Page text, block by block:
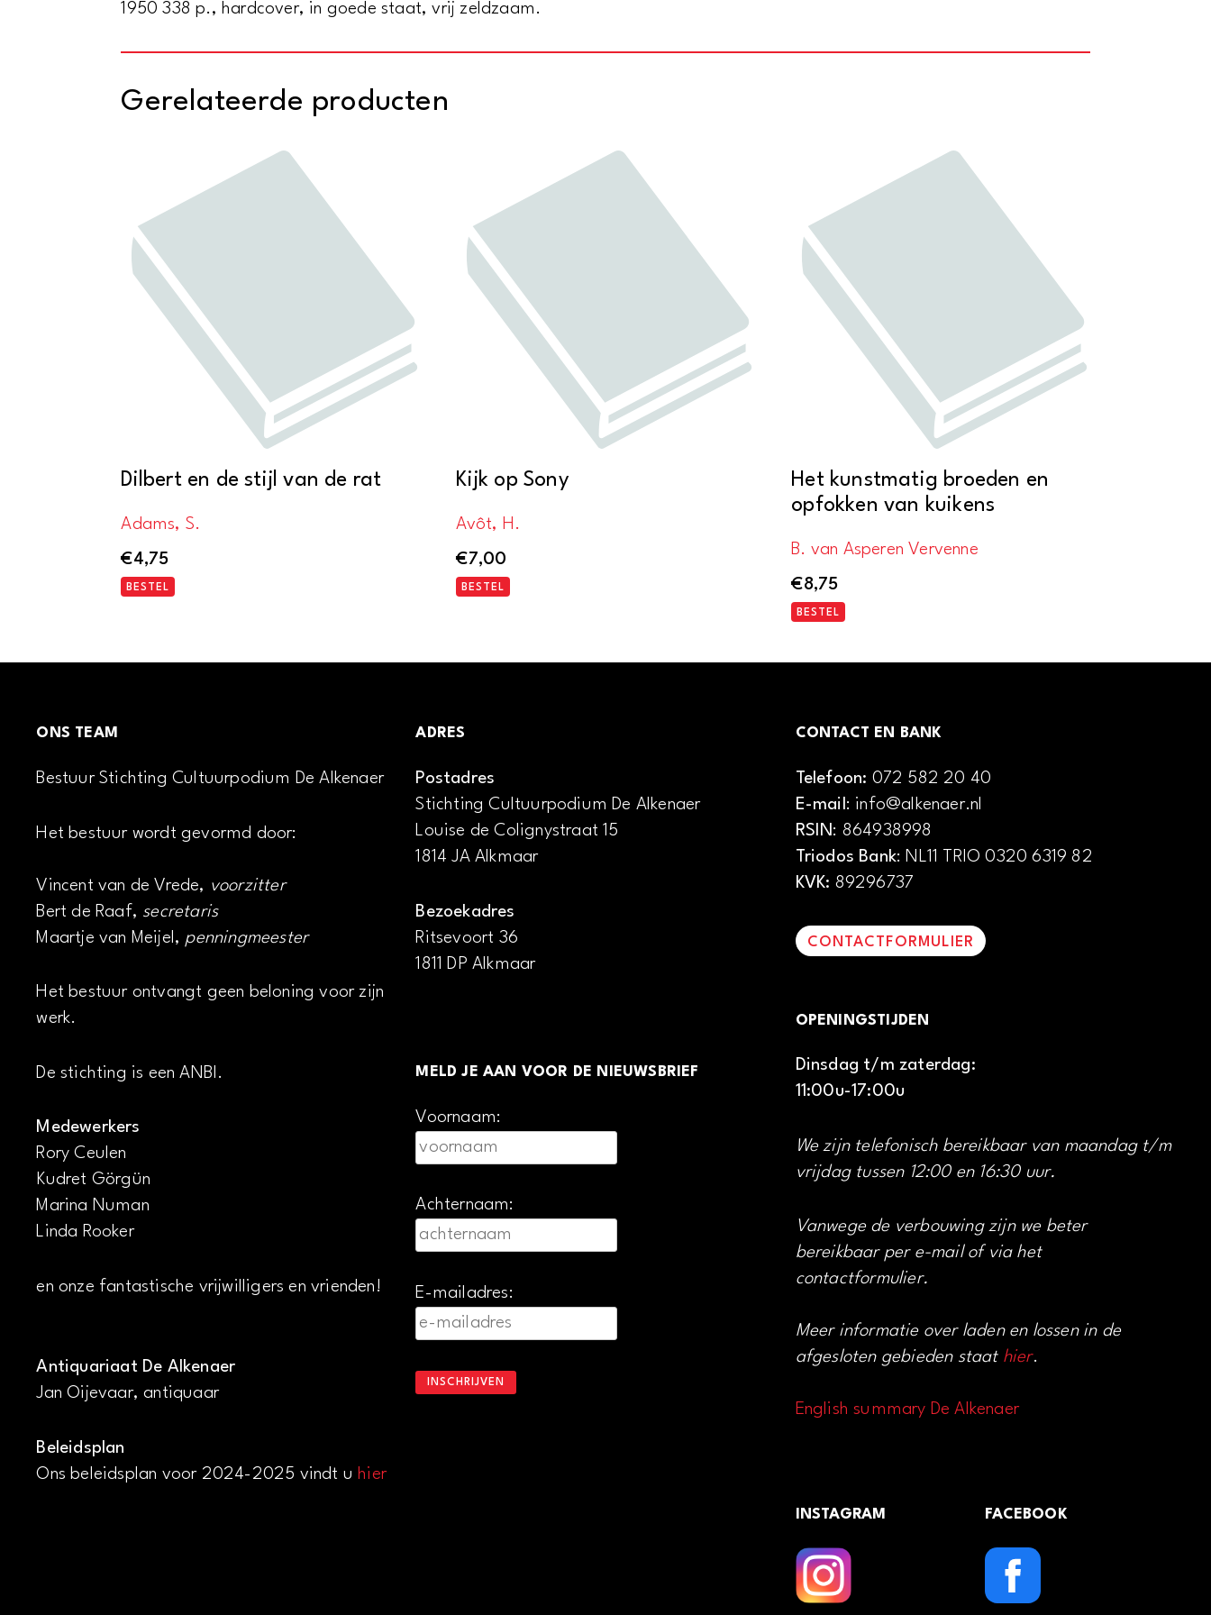
1950 338 p., hardcover, in goede staat, vrij zeldzaam.
Gerelateerde producten
Dilbert en de stijl van de rat
Adams, S.
€4,75
BESTEL
Kijk op Sony
Avôt, H.
€7,00
BESTEL
Het kunstmatig broeden en
opfokken van kuikens
B. van Asperen Vervenne
€8,75
BESTEL
ONS TEAM
Bestuur Stichting Cultuurpodium De Alkenaer
Het bestuur wordt gevormd door:
Vincent van de Vrede, voorzitter
Bert de Raaf, secretaris
Maartje van Meijel, penningmeester
Het bestuur ontvangt geen beloning voor zijn
werk.
De stichting is een ANBI.
Medewerkers
Rory Ceulen
Kudret Görgün
Marina Numan
Linda Rooker
en onze fantastische vrijwilligers en vrienden!
Antiquariaat De Alkenaer
Jan Oijevaar, antiquaar
Beleidsplan
Ons beleidsplan voor 2024-2025 vindt u hier
ADRES
Postadres
Stichting Cultuurpodium De Alkenaer
Louise de Colignystraat 15
1814 JA Alkmaar
Bezoekadres
Ritsevoort 36
1811 DP Alkmaar
MELD JE AAN VOOR DE NIEUWSBRIEF
Voornaam:
Achternaam:
E-mailadres:
CONTACT EN BANK
Telefoon: 072 582 20 40
E-mail: info@alkenaer.nl
RSIN: 864938998
Triodos Bank: NL11 TRIO 0320 6319 82
KVK: 89296737
CONTACTFORMULIER
OPENINGSTIJDEN
Dinsdag t/m zaterdag:
11:00u-17:00u
We zijn telefonisch bereikbaar van maandag t/m
vrijdag tussen 12:00 en 16:30 uur.
Vanwege de verbouwing zijn we beter
bereikbaar per e-mail of via het
contactformulier.
Meer informatie over laden en lossen in de
afgesloten gebieden staat hier.
English summary De Alkenaer
INSTAGRAM FACEBOOK